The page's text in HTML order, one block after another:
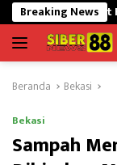
Langsung
ke
konten
Breaking News
ke-1 Kodam
Beranda Bekasi
Bekasi
Sampah